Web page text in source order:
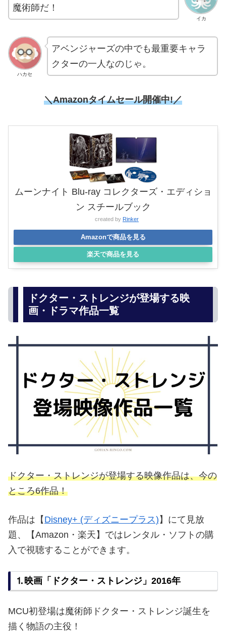
イカ
魔術師だ！
ハカセ
アベンジャーズの中でも最重要キャラ
クターの一人なのじゃ。
＼Amazonタイムセール開催中!／
ムーンナイト Blu-ray コレクターズ・エディショ
ン スチールブック
created by Rinker
Amazonで商品を見る
楽天で商品を見る
ドクター・ストレンジが登場する映
画・ドラマ作品一覧
ドクター・ストレンジが登場する映像作品は、今の
ところ6作品！
作品は【 Disney+ (ディズニープラス) 】にて見放
題、【Amazon・楽天】ではレンタル・ソフトの購
入で視聴することができます。
⒈映画「ドクター・ストレンジ」2016年
MCU初登場は魔術師ドクター・ストレンジ誕生を
描く物語の主役！